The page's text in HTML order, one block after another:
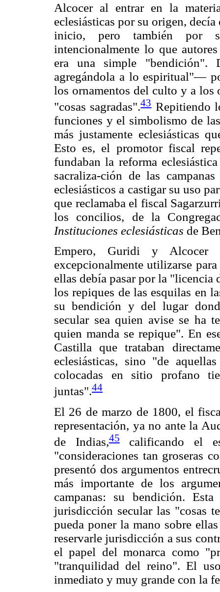
Alcocer al entrar en la
eclesiásticas por su origen,
inicio, pero también por
intencionalmente lo que
era una simple
agregándola a lo espiritual"—
los ornamentos del culto y a los
"cosas sagradas".43Repitiendo
funciones y el simbolismo de
más justamente eclesiásticas
Esto es, el promotor fiscal
fundaban la reforma
sacraliza-ción de las
eclesiásticos a castigar su uso
que reclamaba el fiscal
los concilios, de la
Instituciones eclesiásticas de
Empero, Guridi y Alcocer
excepcionalmente utilizarse
ellas debía pasar por la "licencia
los repiques de las esquilas en
su bendición y del lugar
secular sea quien avise se ha
quien manda se repique". En
Castilla que trataban
eclesiásticas, sino "de
colocadas en sitio profano
juntas".44
El 26 de marzo de 1800, el
representación, ya no ante la
de Indias,45calificando el
"consideraciones tan groseras
presentó dos argumentos
más importante de los
campanas: su bendición.
jurisdicción secular las "cosas
pueda poner la mano sobre
reservarle jurisdicción a sus
el papel del monarca como
"tranquilidad del reino". El
inmediato y muy grande con la